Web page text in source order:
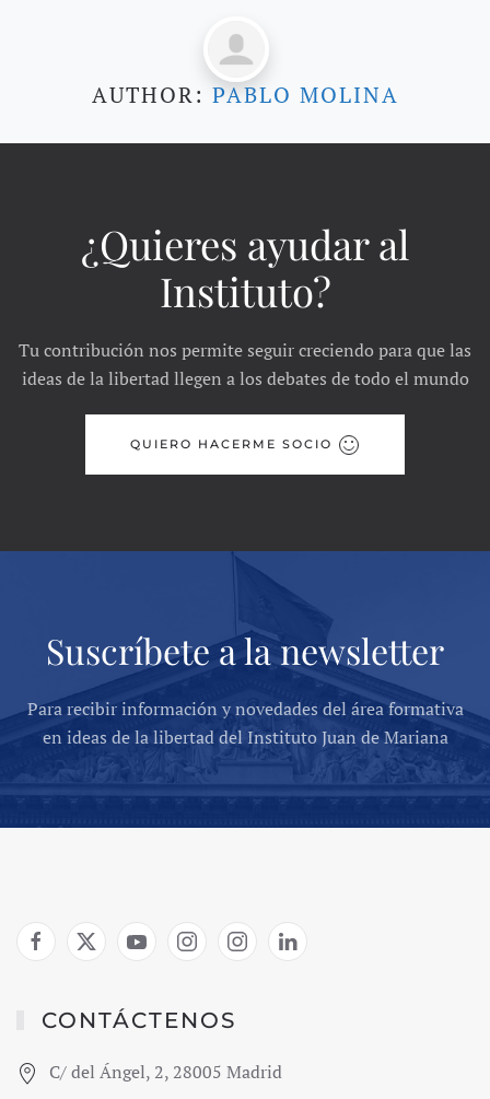
AUTHOR: PABLO MOLINA
¿Quieres ayudar al
Instituto?
Tu contribución nos permite seguir creciendo para que las
ideas de la libertad llegen a los debates de todo el mundo
QUIERO HACERME SOCIO
Suscríbete a la newsletter
Para recibir información y novedades del área formativa
en ideas de la libertad del Instituto Juan de Mariana
CONTÁCTENOS
C/ del Ángel, 2, 28005 Madrid